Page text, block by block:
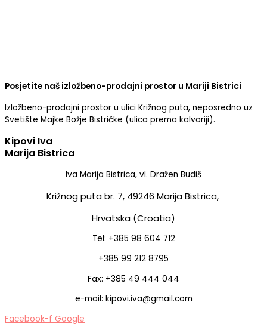
Posjetite naš izložbeno-prodajni prostor u Mariji Bistrici
Izložbeno-prodajni prostor u ulici Križnog puta, neposredno uz
Svetište Majke Božje Bistričke (ulica prema kalvariji).
Kipovi Iva
Marija Bistrica
Iva Marija Bistrica, vl. Dražen Budiš
Križnog puta br. 7, 49246 Marija Bistrica,
Hrvatska (Croatia)
Tel: +385 98 604 712
+385 99 212 8795
Fax: +385 49 444 044
e-mail: kipovi.iva@gmail.com
Facebook-f Google